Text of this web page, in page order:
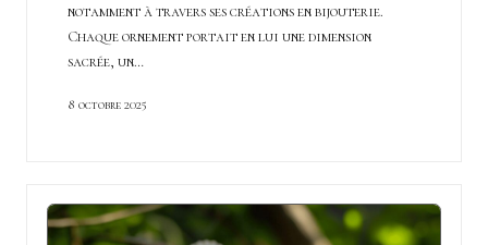
notamment à travers ses créations en bijouterie.
Chaque ornement portait en lui une dimension
sacrée, un…
8 octobre 2025